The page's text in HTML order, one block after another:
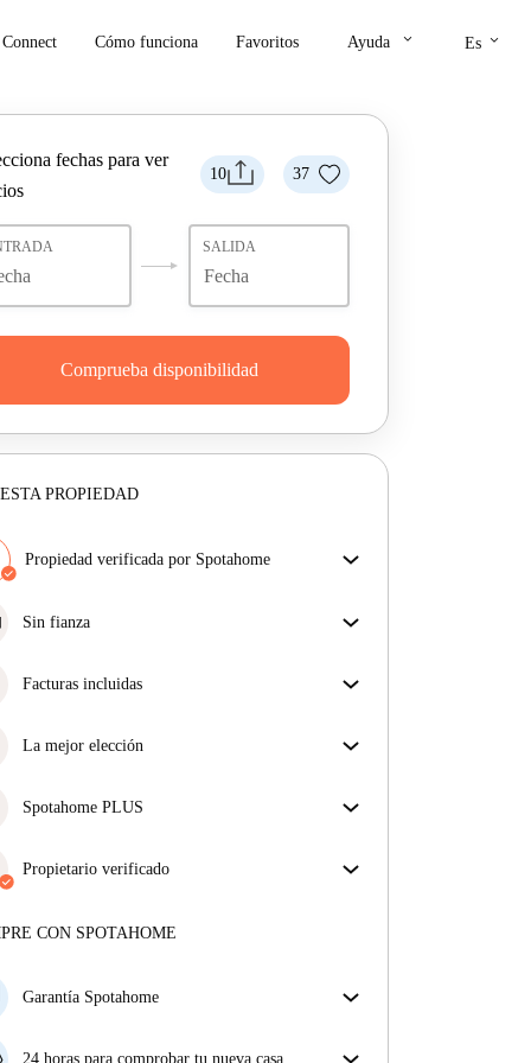
Connect Cómo funciona Favoritos Ayuda keyboard_arrow_down Es keyboard_arrow_down
10 37
fechas para ver
SALIDA
Comprueba disponibilidad
PROPIEDAD
Propiedad verificada por Spotahome
obtienes exactamente lo que ves en el anuncio.
Sin fianza
mudanza sin depósito.
Facturas incluidas
facturas incluidas, que cubren alquiler y servicios
La mejor elección
fantásticos, disponibilidad y primera categoría.
Spotahome PLUS
más exigentes. Estándares más altos de seguridad y
soporte adicional durante todo el alquiler.
Propietario verificado
Más sobre este arrendador
CON SPOTAHOME
Garantía Spotahome
horas previas a la fecha de entrada, Spotahome A) te
24 horas para comprobar tu nueva casa